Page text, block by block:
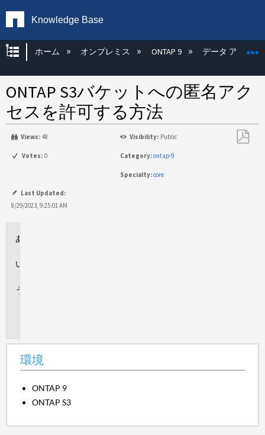
Knowledge Base
グローバル階層を展開/折りたたむ
ホーム オンプレミス ONTAP 9 データ アクセス
ONTAP S3バケットへの匿名アク
セスを許可する方法
Views: 48 Visibility: Public
Votes: 0 Category:ontap-9
Specialty:core
Last Updated:
8/29/2023, 9:25:01 AM
環境
ONTAP 9
ONTAP S3